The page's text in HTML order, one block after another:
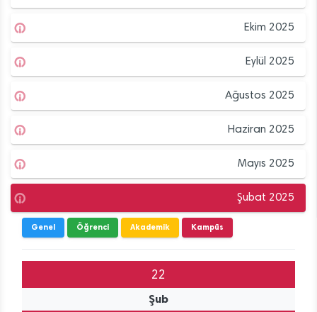
Ekim 2025
Eylül 2025
Ağustos 2025
Haziran 2025
Mayıs 2025
Şubat 2025
Genel Öğrenci Akademik Kampüs
22
Şub